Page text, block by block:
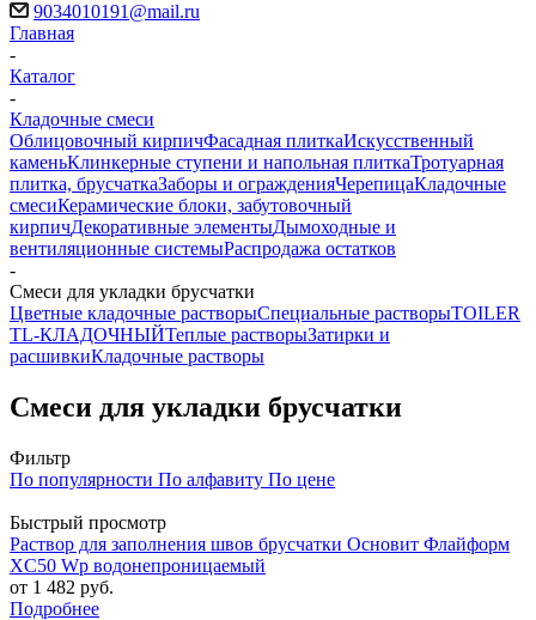
9034010191@mail.ru
Главная
-
Каталог
-
Кладочные смеси
Облицовочный кирпичФасадная плиткаИскусственный
каменьКлинкерные ступени и напольная плиткаТротуарная
плитка, брусчаткаЗаборы и огражденияЧерепицаКладочные
смесиКерамические блоки, забутовочный
кирпичДекоративные элементыДымоходные и
вентиляционные системыРаспродажа остатков
-
Смеси для укладки брусчатки
Цветные кладочные растворыСпециальные растворыTOILER
TL-КЛАДОЧНЫЙТеплые растворыЗатирки и
расшивкиКладочные растворы
Смеси для укладки брусчатки
Фильтр
По популярности По алфавиту По цене
Быстрый просмотр
Раствор для заполнения швов брусчатки Основит Флайформ
XC50 Wp водонепроницаемый
от 1 482 руб.
Подробнее